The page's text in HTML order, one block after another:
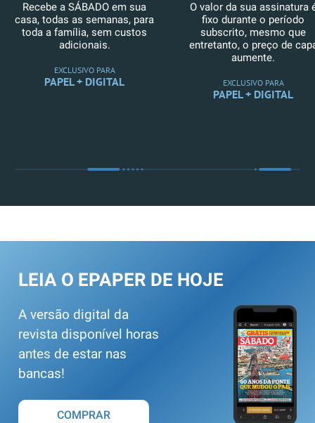
Recebe a SÁBADO em sua
casa, todas as semanas, para
toda a família, sem custos
adicionais.
EXCLUSIVO PARA
PAPEL + DIGITAL
O valor da sua assinatura
fixo durante o período
subscrito, mesmo que
entretanto, o preço de
aumente.
EXCLUSIVO PARA
PAPEL + DIGITAL
LEIA O EPAPER DE HOJE
A versão digital da
revista disponível horas
antes de estar nas
bancas!
COMPRAR